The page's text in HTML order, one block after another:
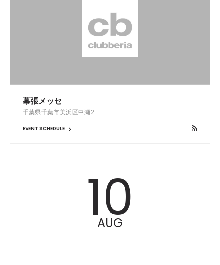
幕張メッセ
千葉県千葉市美浜区中瀬2
EVENT SCHEDULE
10
AUG